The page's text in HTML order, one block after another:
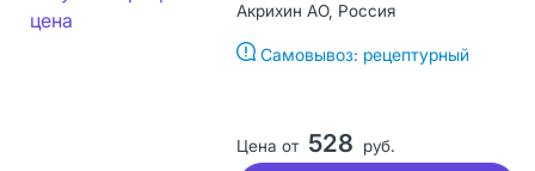
Акрихин АО, Россия
Самовывоз: рецептурный
Цена от 528 руб.